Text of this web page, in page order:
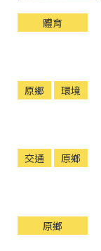
體育
原鄉 環境
交通 原鄉
原鄉